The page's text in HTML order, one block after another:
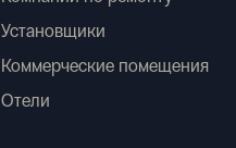
Установщики
Коммерческие помещения
Отели